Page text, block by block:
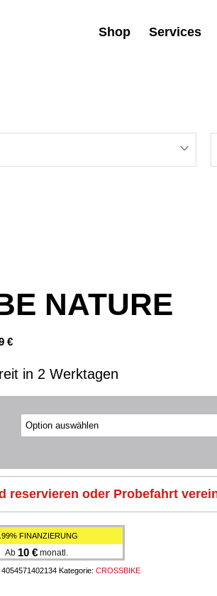
Shop Services
NATURE
€Aktueller
ist:in 2 Werktagen
reservieren oder Probefahrt
FINANZIERUNG
Ab 10 €monatl.
4054571402134 Kategorie:CROSSBIKE